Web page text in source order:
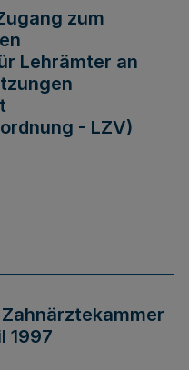
zum
Lehrämter an
- LZV)
1997